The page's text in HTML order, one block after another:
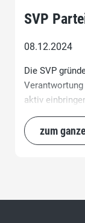
SVP
08.12.2024
Die SVP
aktiv
zum